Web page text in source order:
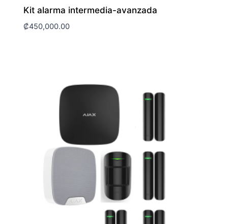
Kit alarma intermedia-avanzada
₡450,000.00